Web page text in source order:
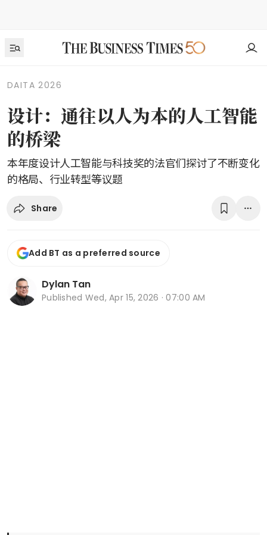
DAITA 2026
设计：通往以人为本的人工智能
的桥梁
本年度设计人工智能与科技奖的法官们探讨了不断变化
的格局、行业转型等议题
Share
Add BT as a preferred source
Dylan Tan
Published Wed, Apr 15, 2026 · 07:00 AM